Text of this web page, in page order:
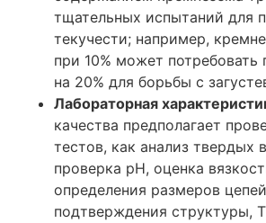
тщательных испытаний для
текучести; например,
при 10% может потребовать
на 20% для борьбы с
Лабораторная
качества предполагает
тестов, как анализ твердых
проверка pH, оценка
определения размеров
подтверждения структуры,